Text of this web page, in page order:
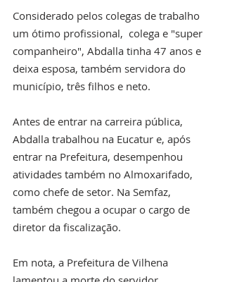
Considerado pelos colegas de trabalho
um ótimo profissional,  colega e "super
companheiro", Abdalla tinha 47 anos e
deixa esposa, também servidora do
município, três filhos e neto.
Antes de entrar na carreira pública,
Abdalla trabalhou na Eucatur e, após
entrar na Prefeitura, desempenhou
atividades também no Almoxarifado,
como chefe de setor. Na Semfaz,
também chegou a ocupar o cargo de
diretor da fiscalização.
Em nota, a Prefeitura de Vilhena